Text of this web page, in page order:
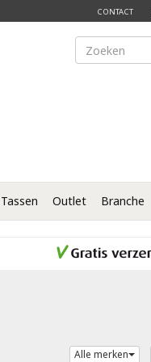
CONTACT
Tassen Outlet Branche
Alle merken